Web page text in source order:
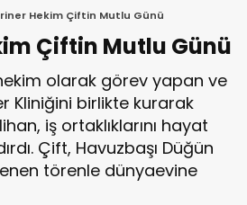
Hekim Çiftin Mutlu Günü
Çiftin Mutlu Günü
olarak görev yapan ve
Kliniğini birlikte kurarak
iş ortaklıklarını hayat
Çift, Havuzbaşı Düğün
törenle dünyaevine